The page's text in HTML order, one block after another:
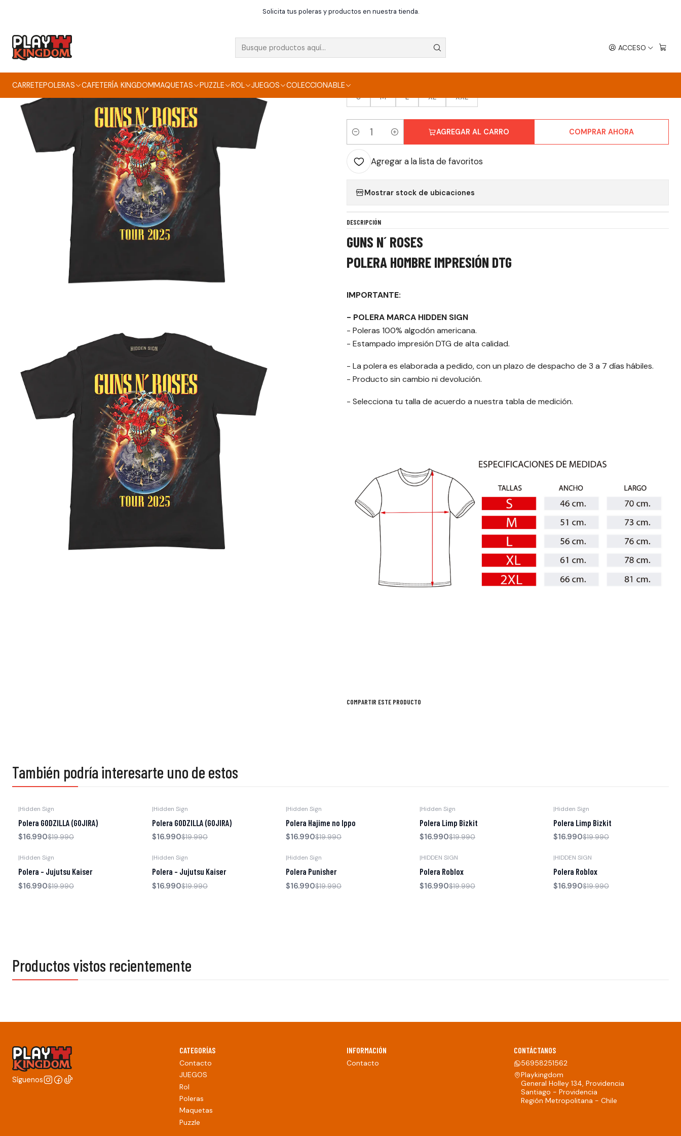
ACCESO
CARRETEPOLERAS CAFETERÍA KINGDOMMAQUETAS PUZZLE ROL JUEGOS COLECCIONABLE
Solicita tus poleras y productos en nuestra tienda.
Inicio Poleras Bandas Polera Guns N" Roses
POLERA GUNS N" ROSES
TALLA
S M L XL XXL
Cantidad
AGREGAR AL CARRO COMPRAR AHORA
Agregar a la lista de favoritos
Mostrar stock de ubicaciones
DESCRIPCIÓN
GUNS N´ ROSES
POLERA HOMBRE IMPRESIÓN DTG
IMPORTANTE:
- POLERA MARCA HIDDEN SIGN
- Poleras 100% algodón americana.
- Estampado impresión DTG de alta calidad.
- La polera es elaborada a pedido, con un plazo de despacho de 3 a 7 días hábiles.
- Producto sin cambio ni devolución.
- Selecciona tu talla de acuerdo a nuestra tabla de medición.
COMPARTIR ESTE PRODUCTO
También podría interesarte uno de estos
|Hidden Sign
Polera GODZILLA (GOJIRA)
$16.990$19.990
|Hidden Sign
Polera GODZILLA (GOJIRA)
$16.990$19.990
|Hidden Sign
Polera Hajime no Ippo
$16.990$19.990
|Hidden Sign
Polera Limp Bizkit
$16.990$19.990
|Hidden Sign
Polera Limp Bizkit
$16.990$19.990
|Hidden Sign
Polera - Jujutsu Kaiser
$16.990$19.990
|Hidden Sign
Polera - Jujutsu Kaiser
$16.990$19.990
|Hidden Sign
Polera Punisher
$16.990$19.990
|HIDDEN SIGN
Polera Roblox
$16.990$19.990
|HIDDEN SIGN
Polera Roblox
$16.990$19.990
Productos vistos recientemente
Síguenos
CATEGORÍAS
Contacto
JUEGOS
Rol
Poleras
Maquetas
Puzzle
INFORMACIÓN
Contacto
CONTÁCTANOS
56958251562
Playkingdom
General Holley 134, Providencia
Santiago - Providencia
Región Metropolitana - Chile